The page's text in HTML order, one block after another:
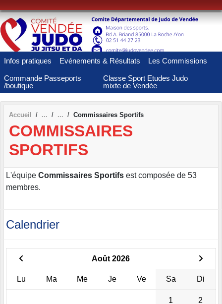
Infos pratiques Evénements & Résultats Les Commissions
Commande Passeports
/boutique
Classe Sport Etudes Judo
mixte de Vendée
Accueil Commissaires Sportifs
COMMISSAIRES
SPORTIFS
L'équipe Commissaires Sportifs est composée de 53
membres.
Calendrier
Août 2026
Lu Ma Me Je Ve Sa Di
1 2